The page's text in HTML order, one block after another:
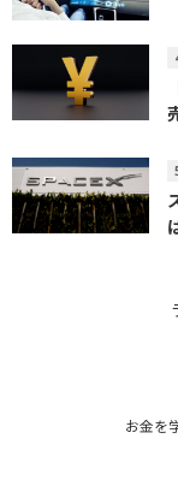
お金を